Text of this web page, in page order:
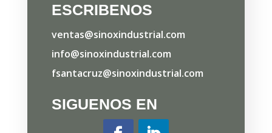
ESCRIBENOS
ventas@sinoxindustrial.com
info@sinoxindustrial.com
fsantacruz@sinoxindustrial.com
SIGUENOS EN